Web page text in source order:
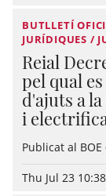
BUTLLETÍ
JURÍDIQUES /
Reial
pel qual
d'ajuts a
i
Publicat al
Thu Jul 23